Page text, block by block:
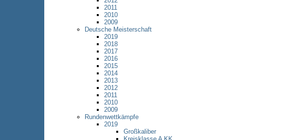
2011
2010
2009
Deutsche Meisterschaft
2019
2018
2017
2016
2015
2014
2013
2012
2011
2010
2009
Rundenwettkämpfe
2019
Großkaliber